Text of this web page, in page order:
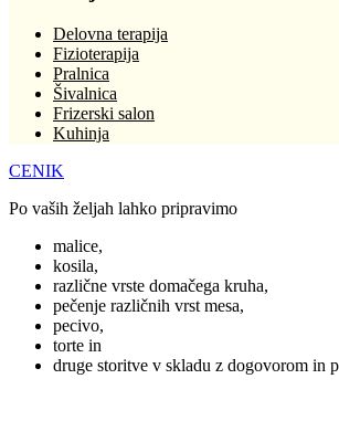
Delovna terapija
Fizioterapija
Pralnica
Šivalnica
Frizerski salon
Kuhinja
CENIK
Po vaših željah lahko pripravimo
malice,
kosila,
različne vrste domačega kruha,
pečenje različnih vrst mesa,
pecivo,
torte in
druge storitve v skladu z dogovorom in